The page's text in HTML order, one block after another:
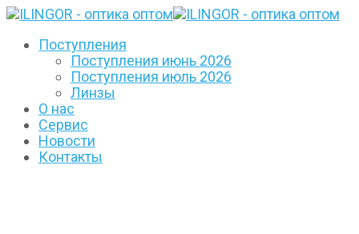
Поступления
Поступления июнь 2026
Поступления июль 2026
Линзы
О нас
Сервис
Новости
Контакты